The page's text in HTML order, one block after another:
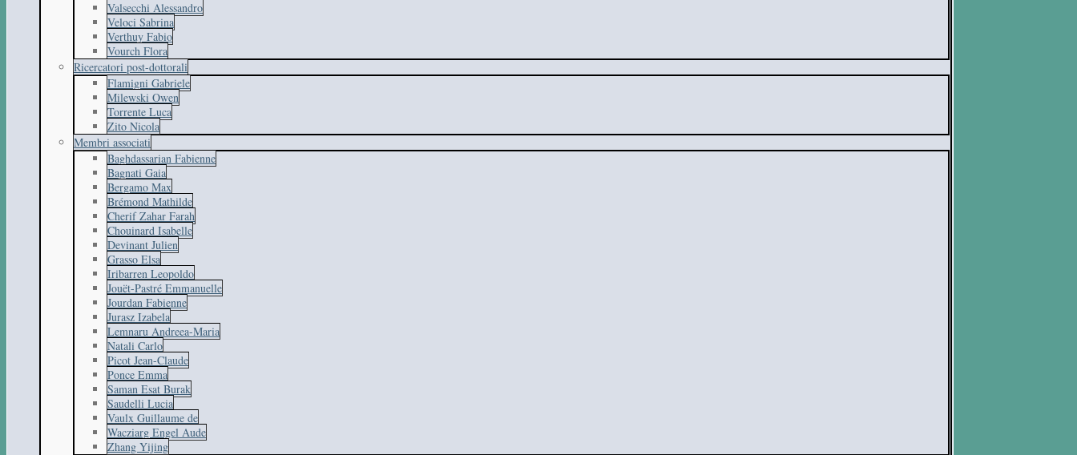
Valsecchi Alessandro
Veloci Sabrina
Verthuy Fabio
Vourch Flora
Ricercatori post-dottorali
Flamigni Gabriele
Milewski Owen
Torrente Luca
Zito Nicola
Membri associati
Baghdassarian Fabienne
Bagnati Gaia
Bergamo Max
Brémond Mathilde
Cherif Zahar Farah
Chouinard Isabelle
Devinant Julien
Grasso Elsa
Iribarren Leopoldo
Jouët-Pastré Emmanuelle
Jourdan Fabienne
Jurasz Izabela
Lemnaru Andreea-Maria
Natali Carlo
Picot Jean-Claude
Ponce Emma
Saman Esat Burak
Saudelli Lucia
Vaulx Guillaume de
Wacziarg Engel Aude
Zhang Yijing